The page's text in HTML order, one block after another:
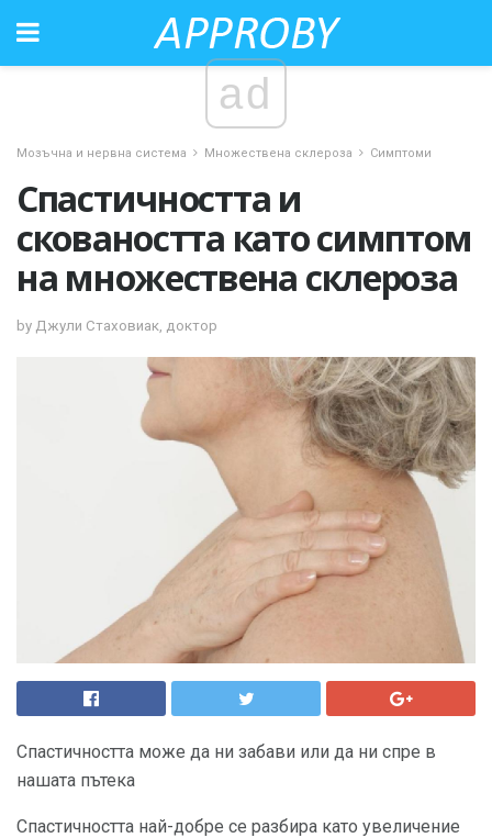
ad
Мозъчна и нервна система Множествена склероза Симптоми
Спастичността и
сковаността като симптом
на множествена склероза
by Джули Стаховиак, доктор
Спастичността може да ни забави или да ни спре в
нашата пътека
Спастичността най-добре се разбира като увеличение